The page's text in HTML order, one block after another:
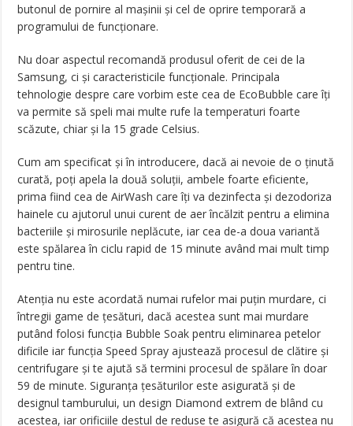
butonul de pornire al maşinii şi cel de oprire temporară a
programului de funcţionare.
Nu doar aspectul recomandă produsul oferit de cei de la
Samsung, ci şi caracteristicile funcţionale. Principala
tehnologie despre care vorbim este cea de EcoBubble care îţi
va permite să speli mai multe rufe la temperaturi foarte
scăzute, chiar şi la 15 grade Celsius.
Cum am specificat şi în introducere, dacă ai nevoie de o ţinută
curată, poţi apela la două soluţii, ambele foarte eficiente,
prima fiind cea de AirWash care îţi va dezinfecta şi dezodoriza
hainele cu ajutorul unui curent de aer încălzit pentru a elimina
bacteriile şi mirosurile neplăcute, iar cea de-a doua variantă
este spălarea în ciclu rapid de 15 minute având mai mult timp
pentru tine.
Atenţia nu este acordată numai rufelor mai puţin murdare, ci
întregii game de ţesături, dacă acestea sunt mai murdare
putând folosi funcţia Bubble Soak pentru eliminarea petelor
dificile iar funcţia Speed Spray ajustează procesul de clătire şi
centrifugare şi te ajută să termini procesul de spălare în doar
59 de minute. Siguranţa ţesăturilor este asigurată şi de
designul tamburului, un design Diamond extrem de blând cu
acestea, iar orificiile destul de reduse te asigură că acestea nu